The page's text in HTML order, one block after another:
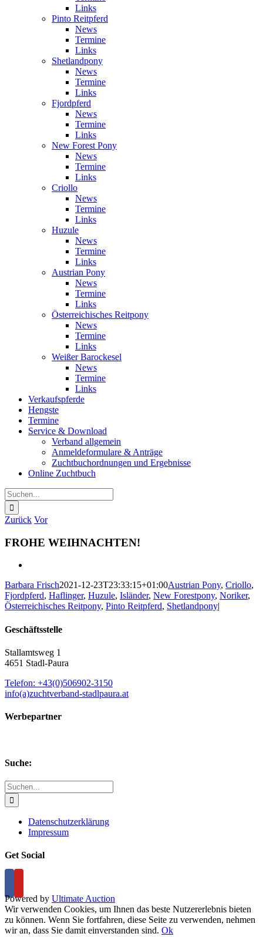
Links
Pinto Reitpferd
News
Termine
Links
Shetlandpony
News
Termine
Links
Fjordpferd
News
Termine
Links
New Forest Pony
News
Termine
Links
Criollo
News
Termine
Links
Huzule
News
Termine
Links
Austrian Pony
News
Termine
Links
Österreichisches Reitpony
News
Termine
Links
Weißer Barockesel
News
Termine
Links
Verkaufspferde
Hengste
Termine
Service & Download
Verband allgemein
Anmeldeformulare & Anträge
Zuchtbuchordnungen und Ergebnisse
Online Zuchtbuch
Suche
nach:
Zurück Vor
FROHE WEIHNACHTEN!
Bild
Barbara Frisch2021-12-23T23:33:15+01:00Austrian Pony, Criollo,
Fjordpferd, Haflinger, Huzule, Isländer, New Forestpony, Noriker,
Österreichisches Reitpony, Pinto Reitpferd, Shetlandpony|
Geschäftsstelle
Stallamtsweg 1
4651 Stadl-Paura
Telefon: +43(0)506902-3150
info(a)zuchtverband-stadlpaura.at
Werbepartner
Suche:
Suche
nach:
Datenschutzerklärung
Impressum
Get Social
Powered by Ultimate Auction
Wir verwenden Cookies, um Ihnen das beste Nutzererlebnis bieten
zu können. Wenn Sie fortfahren, diese Seite zu verwenden, nehmen
wir an, dass Sie damit einverstanden sind. Ok